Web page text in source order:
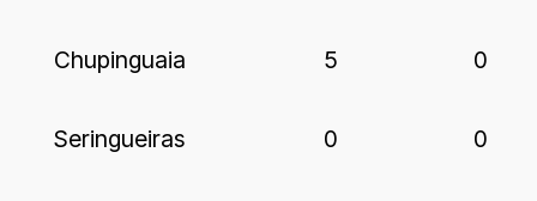
Chupinguaia 5 0
Seringueiras 0 0